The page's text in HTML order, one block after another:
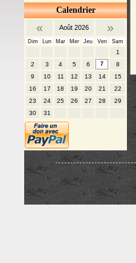
Calendrier
« Août 2026 »
Dim Lun Mar Mer Jeu Ven Sam
1
2
3 4 5 6 7
8
9
10 11 12 13 14
15
16
17 18 19 20 21
22
23
24 25 26 27 28
29
30
31